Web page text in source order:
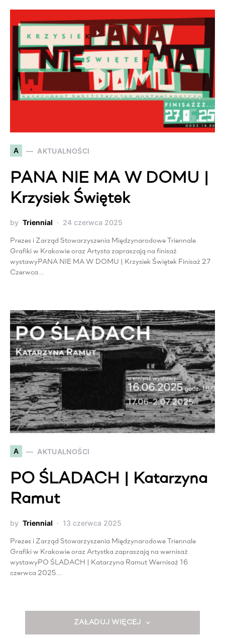
A AKTUALNOŚCI
PANA NIE MA W DOMU |
Krzysiek Świętek
by Triennial 24 czerwca 2025
Prezes i Zarząd Stowarzyszenia Międzynarodowe Triennale
Grafiki w Krakowie oraz Artysta zapraszają na finisaż
wystawyPANA NIE MA W DOMU | Krzysiek Świętek Finisaż 27
Czerwca…
A AKTUALNOŚCI
PO ŚLADACH | Katarzyna
Ramut
by Triennial 13 czerwca 2025
Prezes i Zarząd Stowarzyszenia Międzynarodowe Triennale
Grafiki w Krakowie oraz Artystka zapraszają na wernisaż
wystawyPO ŚLADACH | Katarzyna Ramut Wernisaż 16
czerwca 2025…
ZAŁADUJ WIĘCEJ